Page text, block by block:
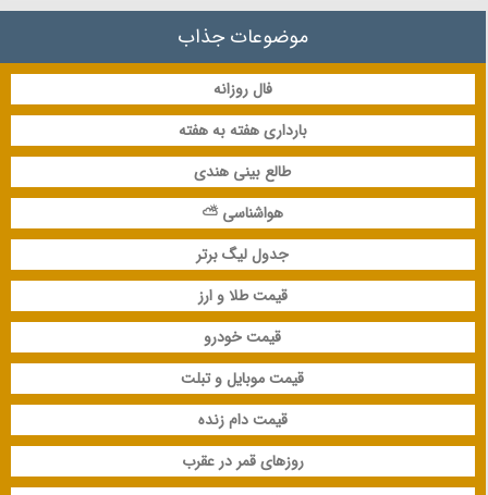
موضوعات جذاب
فال روزانه
بارداری هفته به هفته
طالع بینی هندی
هواشناسی ⛅
جدول لیگ برتر
قیمت طلا و ارز
قیمت خودرو
قیمت موبایل و تبلت
قیمت دام زنده
روزهای قمر در عقرب